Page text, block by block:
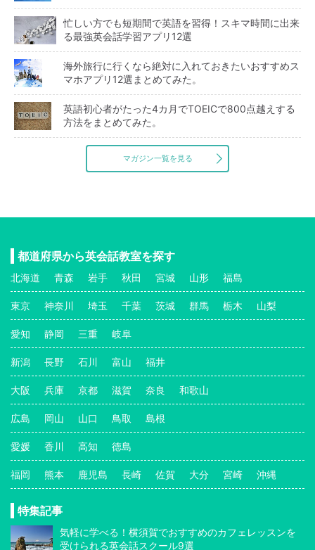
忙しい方でも短期間で英語を習得！スキマ時間に出来
る最強英会話学習アプリ12選
海外旅行に行くなら絶対に入れておきたいおすすめス
マホアプリ12選まとめてみた。
英語初心者がたった4カ月でTOEICで800点越えする
方法をまとめてみた。
マガジン一覧を見る
都道府県から英会話教室を探す
北海道 青森 岩手 秋田 宮城 山形 福島
東京 神奈川 埼玉 千葉 茨城 群馬 栃木 山梨
愛知 静岡 三重 岐阜
新潟 長野 石川 富山 福井
大阪 兵庫 京都 滋賀 奈良 和歌山
広島 岡山 山口 鳥取 島根
愛媛 香川 高知 徳島
福岡 熊本 鹿児島 長崎 佐賀 大分 宮崎 沖縄
特集記事
気軽に学べる！横須賀でおすすめのカフェレッスンを
受けられる英会話スクール9選